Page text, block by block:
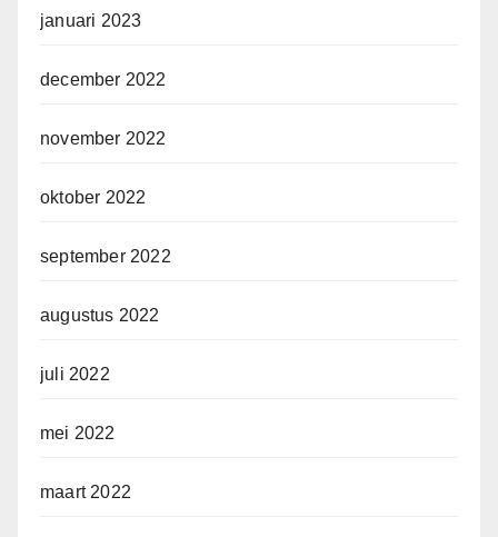
januari 2023
december 2022
november 2022
oktober 2022
september 2022
augustus 2022
juli 2022
mei 2022
maart 2022